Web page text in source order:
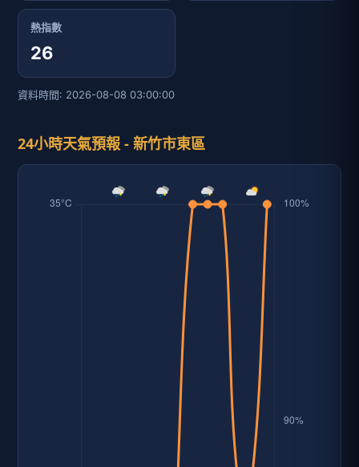
熱指數
26
資料時間: 2026-08-08 03:00:00
24小時天氣預報 - 新竹市東區